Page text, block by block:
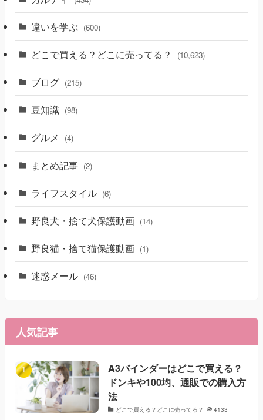
違いを学ぶ (600)
どこで買える？どこに売ってる？ (10,623)
ブログ (215)
豆知識 (98)
グルメ (4)
まとめ記事 (2)
ライフスタイル (6)
野良犬・捨て犬保護動画 (14)
野良猫・捨て猫保護動画 (1)
迷惑メール (46)
人気記事
A3バインダーはどこで買える？
ドンキや100均、通販での購入方
法
どこで買える？どこに売ってる？ 4133